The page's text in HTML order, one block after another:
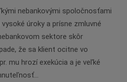
nebankovými spoločnosťami
úroky a prísne zmluvné
sektore skôr
že sa klient ocitne vo
mu hrozí exekúcia a je veľké